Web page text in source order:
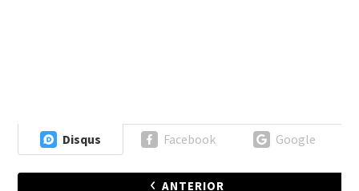
Disqus Facebook Google
ANTERIOR